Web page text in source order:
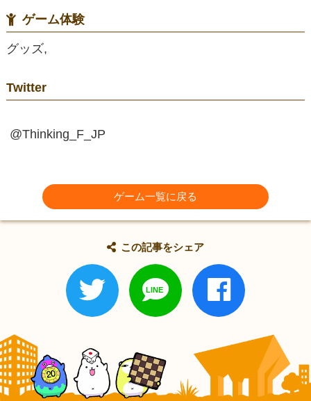
ゲーム体験
グッズ,
Twitter
@Thinking_F_JP
ゲーム一覧に戻る
この記事をシェア